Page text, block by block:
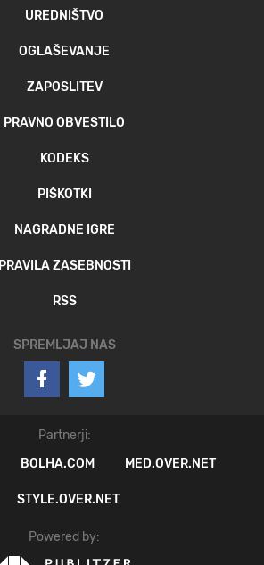
UREDNIŠTVO
OGLAŠEVANJE
ZAPOSLITEV
PRAVNO OBVESTILO
KODEKS
PIŠKOTKI
NAGRADNE IGRE
PRAVILA ZASEBNOSTI
RSS
SPREMLJAJ NAS
Partnerji:
BOLHA.COM MED.OVER.NET
STYLE.OVER.NET
Powered by: